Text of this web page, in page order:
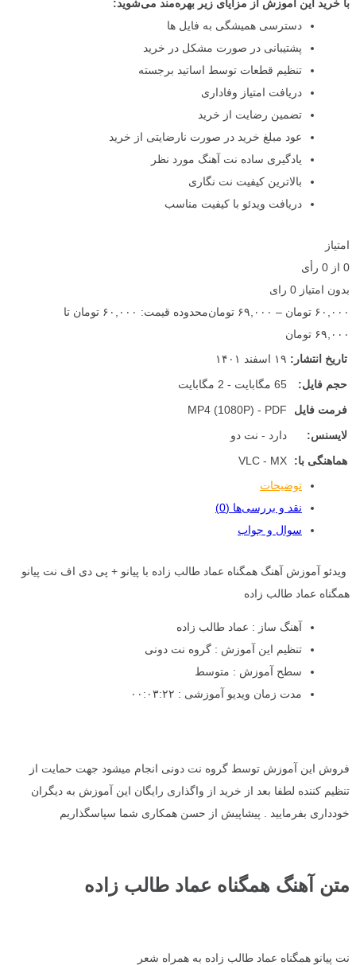
با خرید این آموزش از مزایای زیر بهره‌مند می‌شوید:
دسترسی همیشگی به فایل ها
پشتیبانی در صورت مشکل در خرید
تنظیم قطعات توسط اساتید برجسته
دریافت امتیاز وفاداری
تضمین رضایت از خرید
عود مبلغ خرید در صورت نارضایتی از خرید
یادگیری ساده نت آهنگ مورد نظر
بالاترین کیفیت نت نگاری
دریافت ویدئو با کیفیت مناسب
امتیاز
0 از 0 رأی
بدون امتیاز 0 رای
۶۰,۰۰۰ تومان – ۶۹,۰۰۰ تومان
محدوده قیمت: ۶۰,۰۰۰ تومان تا
۶۹,۰۰۰ تومان
تاریخ انتشار: ۱۹ اسفند ۱۴۰۱
حجم فایل:
65 مگابایت - 2 مگابایت
فرمت فایل
MP4 (1080P) - PDF
لایسنس:
دارد - نت دو
هماهنگی با:
VLC - MX
توضیحات
نقد و بررسی‌ها (0)
سوال و جواب
ویدئو آموزش آهنگ همگناه عماد طالب زاده با پیانو + پی دی اف نت پیانو
همگناه عماد طالب زاده
آهنگ ساز : عماد طالب زاده
تنظیم این آموزش : گروه نت دونی
سطح آموزش : متوسط
مدت زمان ویدیو آموزشی : ۰۰:۰۳:۲۲
فروش این آموزش توسط گروه نت دونی انجام میشود جهت حمایت از
تنظیم کننده لطفا بعد از خرید از واگذاری رایگان این آموزش به دیگران
خودداری بفرمایید . پیشاپیش از حسن همکاری شما سپاسگذاریم
متن آهنگ همگناه عماد طالب زاده
نت پیانو همگناه عماد طالب زاده به همراه شعر